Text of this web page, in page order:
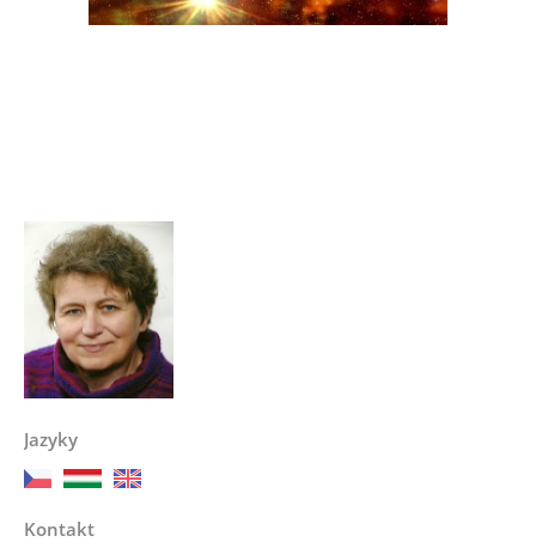
Jazyky
Kontakt